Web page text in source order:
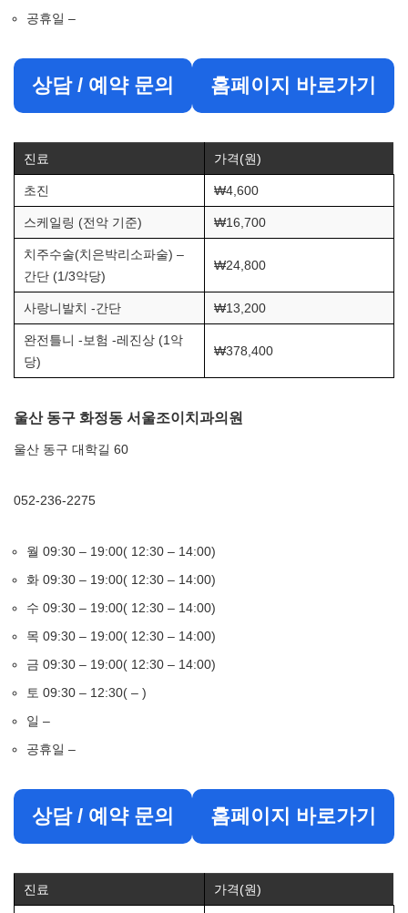
공휴일 –
상담 / 예약 문의 홈페이지 바로가기
진료 가격(원)
초진 ₩4,600
스케일링 (전악 기준) ₩16,700
치주수술(치은박리소파술) –
간단 (1/3악당)
₩24,800
사랑니발치 -간단 ₩13,200
완전틀니 -보험 -레진상 (1악
당)
₩378,400
울산 동구 화정동 서울조이치과의원
울산 동구 대학길 60
052-236-2275
월 09:30 – 19:00( 12:30 – 14:00)
화 09:30 – 19:00( 12:30 – 14:00)
수 09:30 – 19:00( 12:30 – 14:00)
목 09:30 – 19:00( 12:30 – 14:00)
금 09:30 – 19:00( 12:30 – 14:00)
토 09:30 – 12:30( – )
일 –
공휴일 –
상담 / 예약 문의 홈페이지 바로가기
진료 가격(원)